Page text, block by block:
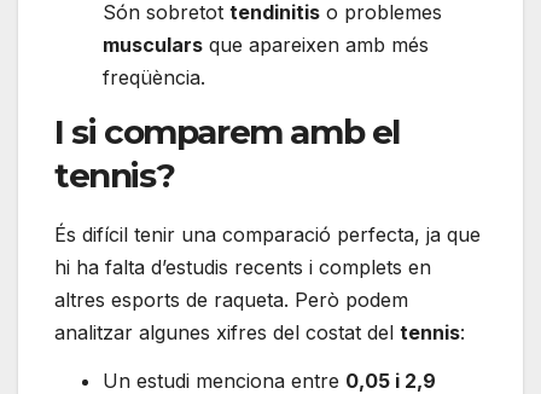
Són sobretot tendinitis o problemes
musculars que apareixen amb més
freqüència.
I si comparem amb el
tennis?
És difícil tenir una comparació perfecta, ja que
hi ha falta d’estudis recents i complets en
altres esports de raqueta. Però podem
analitzar algunes xifres del costat del tennis:
Un estudi menciona entre 0,05 i 2,9